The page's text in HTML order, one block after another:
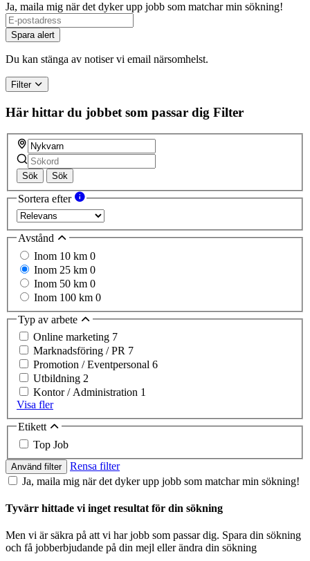
Ja, maila mig när det dyker upp jobb som matchar min sökning!
If
you
are
a
ignore
this
field
Spara alert
Du kan stänga av notiser vi email närsomhelst.
Filter
Här hittar du jobbet som passar dig Filter
Sök Sök
Sortera efter
Avstånd
Inom 10 km 0
Inom 25 km 0
Inom 50 km 0
Inom 100 km 0
Typ av arbete
Online marketing 7
Marknadsföring / PR 7
Promotion / Eventpersonal 6
Utbildning 2
Kontor / Administration 1
Visa fler
Etikett
Top Job
Använd filter
Rensa filter
Ja, maila mig när det dyker upp jobb som matchar min sökning!
Tyvärr hittade vi inget resultat för din sökning
Men vi är säkra på att vi har jobb som passar dig. Spara din sökning
och få jobberbjudande på din mejl eller ändra din sökning